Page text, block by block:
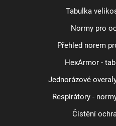
Tabulka
Normy pro
Přehled norem
HexArmor -
Jednorázové
Respirátory -
Čistění